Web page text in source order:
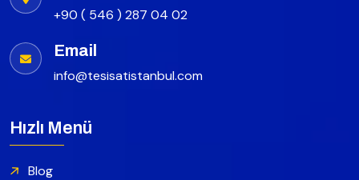
+90 ( 546 ) 287 04 02
Email
info@tesisatistanbul.com
Hızlı Menü
Blog